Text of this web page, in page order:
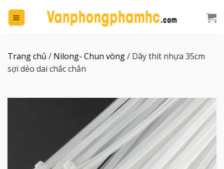
đến
Trang chủ / Nilong- Chun vòng/ Dây thít nhựa 35cm
sợi dẻo dai chắc chắn